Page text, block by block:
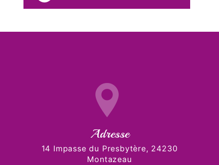
Adresse
14 Impasse du Presbytère, 24230
Montazeau